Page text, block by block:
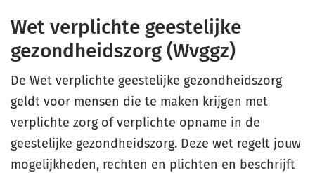
Wet verplichte geestelijke
gezondheidszorg (Wvggz)
De Wet verplichte geestelijke gezondheidszorg
geldt voor mensen die te maken krijgen met
verplichte zorg of verplichte opname in de
geestelijke gezondheidszorg. Deze wet regelt jouw
mogelijkheden, rechten en plichten en beschrijft